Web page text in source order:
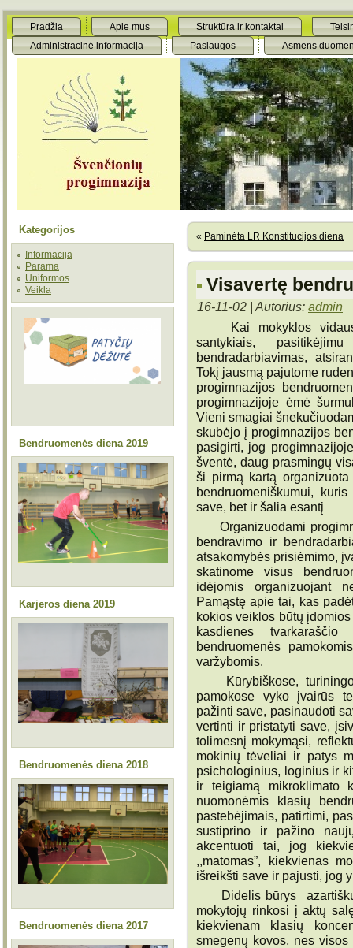
Pradžia Apie mus Struktūra ir kontaktai
Administracinė informacija
Paslaugos Asmens
Kategorijos
Informacija
Parama
Uniformos
Veikla
Bendruomenės diena 2019
Karjeros diena 2019
Bendruomenės diena 2018
Bendruomenės diena 2017
« Paminėta LR Konstitucijos diena
Visavertę
16-11-02 | Autorius: admin
Kai mokyklos vidaus
santykiais,
bendradarbiavimas,
Tokį jausmą pajutome
progimnazijos
progimnazijoje ėmė
Vieni smagiai
skubėjo į progimnazijos
pasigirti, jog
šventė, daug prasmingų
ši pirmą kartą
bendruomeniškumui,
save, bet ir šalia esantį
Organizuodami
bendravimo ir
atsakomybės prisiėmimo,
skatinome visus
idėjomis organizuojant
Pamąstę apie tai, kas
kokios veiklos būtų
kasdienes
bendruomenės
varžybomis.
Kūrybiškose,
pamokose vyko įvairūs
pažinti save, pasinaudoti
vertinti ir pristatyti save,
tolimesnį mokymąsi,
mokinių tėveliai ir patys
psichologinius, loginius ir
ir teigiamą mikroklimato
nuomonėmis klasių
pastebėjimais, patirtimi,
sustiprino ir pažino
akcentuoti tai, jog
,,matomas”, kiekvienas
išreikšti save ir pajusti, jog
Didelis būrys azartiškų
mokytojų rinkosi į aktų
kiekvienam klasių
smegenų kovos, nes